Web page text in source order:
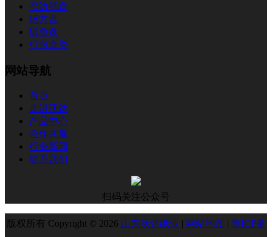
窄边纸盘
纸方盘
纸鱼盘
打包盒类
网站导航
首页
走进沃达
产品中心
合作共赢
行业新闻
联系我们
扫码关注公众号
版权所有 Copyright © 2026 山东沃达纸业 网站地图 鲁ICP备